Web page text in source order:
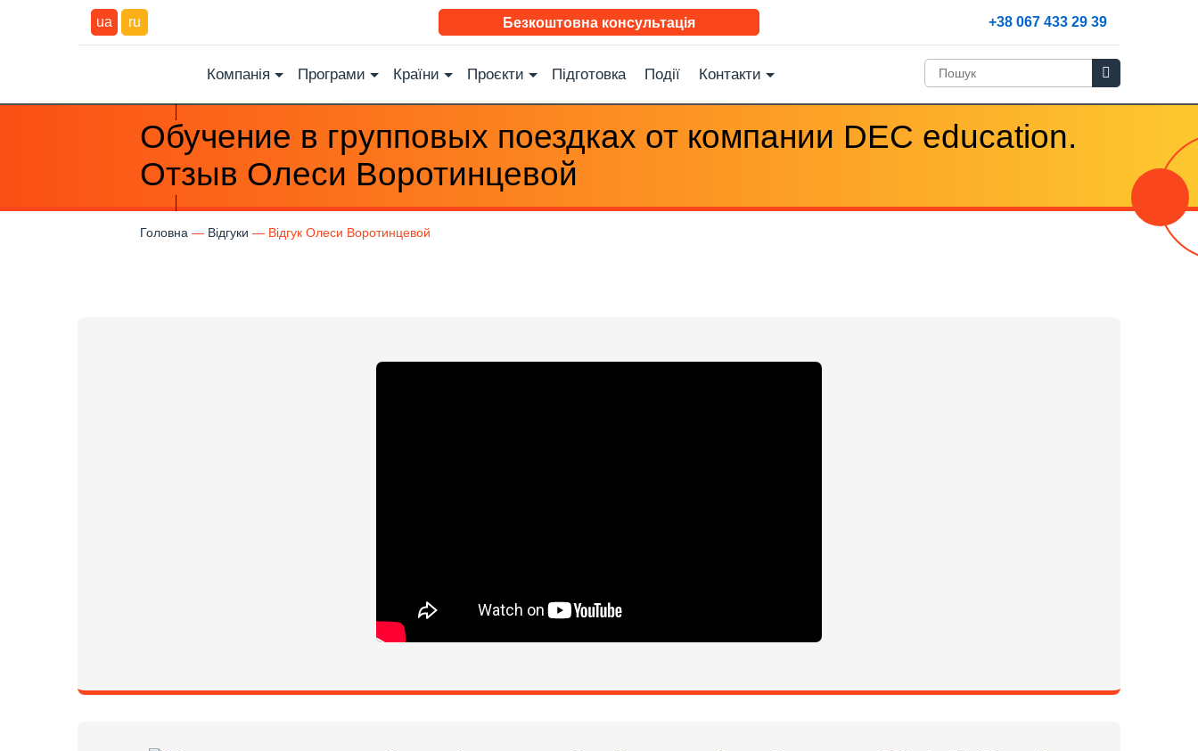
ua ru Безкоштовна консультація +38 067 433 29 39
Компанія Програми Країни Проєкти Підготовка Події Контакти
Обучение в групповых поездках от компании DEC education.
Отзыв Олеси Воротинцевой
Головна Відгуки Відгук Олеси Воротинцевой